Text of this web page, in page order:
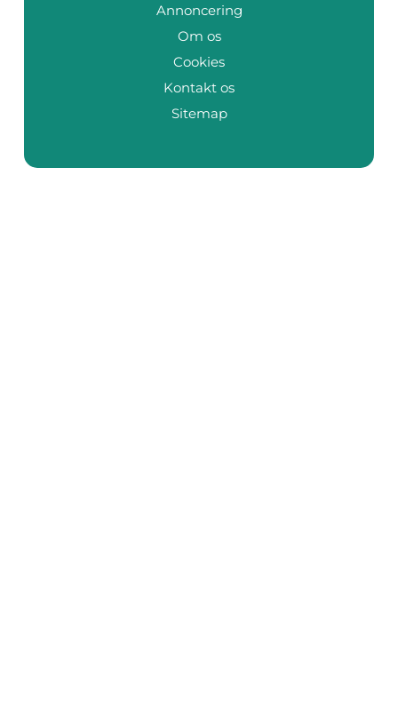
Annoncering
Om os
Cookies
Kontakt os
Sitemap